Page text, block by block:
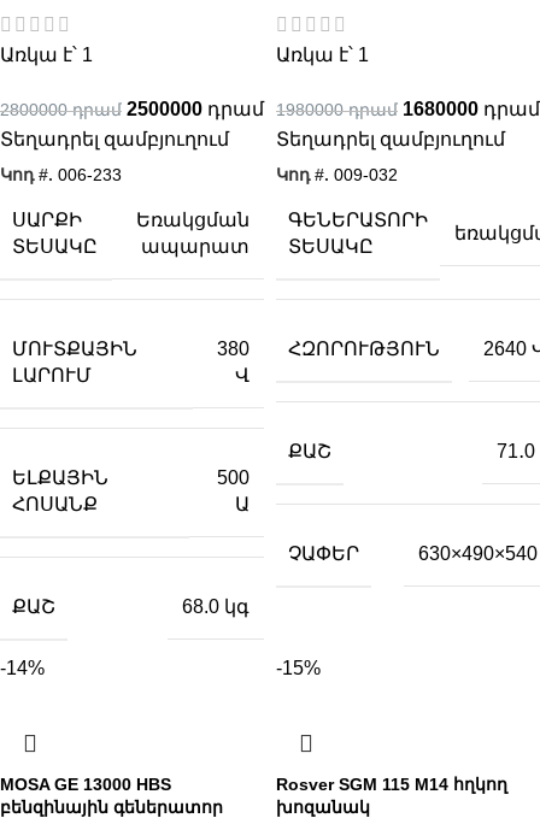
Առկա է՝ 1
2800000 2500000
Տեղադրել զամբյուղում
Կոդ #. 006-233
ՍԱՐՔԻ
ՏԵՍԱԿԸ
Եռակցման
ապարատ
ՄՈՒՏՔԱՅԻՆ
ԼԱՐՈՒՄ
380
Վ
ԵԼՔԱՅԻՆ
ՀՈՍԱՆՔ
500
Ա
ՔԱՇ 68.0 կգ
Առկա է՝ 1
1980000 1680000
Տեղադրել զամբյուղում
Կոդ #. 009-032
ԳԵՆԵՐԱՏՈՐԻ
ՏԵՍԱԿԸ
ՀԶՈՐՈՒԹՅՈՒՆ 2640
ՔԱՇ
ՉԱՓԵՐ
-14%
MOSA GE 13000 HBS
բենզինային գեներատոր
-15%
Rosver SGM 115 M14 հղկող
խոզանակ